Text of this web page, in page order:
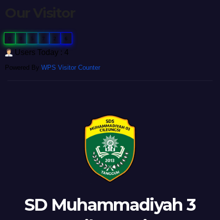
5 7 2 6
Users Today : 4
Powered By WPS Visitor Counter
SD Muhammadiyah 3